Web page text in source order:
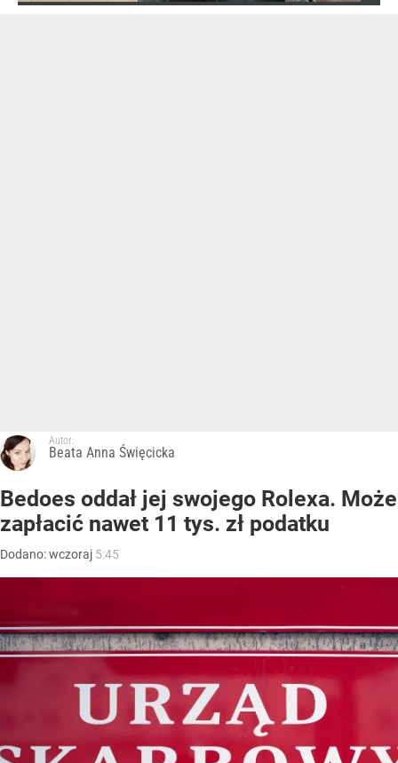
Autor:
Beata Anna Święcicka
Bedoes oddał jej swojego Rolexa. Może
zapłacić nawet 11 tys. zł podatku
Dodano:wczoraj 5:45